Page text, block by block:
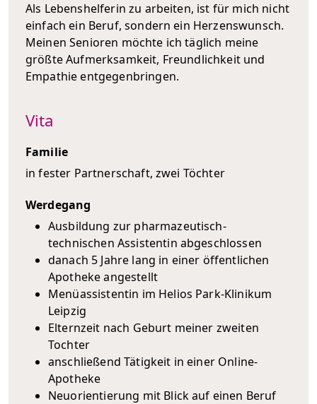
Als Lebenshelferin zu arbeiten, ist für mich nicht
einfach ein Beruf, sondern ein Herzenswunsch.
Meinen Senioren möchte ich täglich meine
größte Aufmerksamkeit, Freundlichkeit und
Empathie entgegenbringen.
Vita
Familie
in fester Partnerschaft, zwei Töchter
Werdegang
Ausbildung zur pharmazeutisch-
technischen Assistentin abgeschlossen
danach 5 Jahre lang in einer öffentlichen
Apotheke angestellt
Menüassistentin im Helios Park-Klinikum
Leipzig
Elternzeit nach Geburt meiner zweiten
Tochter
anschließend Tätigkeit in einer Online-
Apotheke
Neuorientierung mit Blick auf einen Beruf